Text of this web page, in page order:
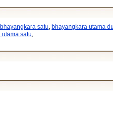
bhayangkara satu bhayangkara utama
satu